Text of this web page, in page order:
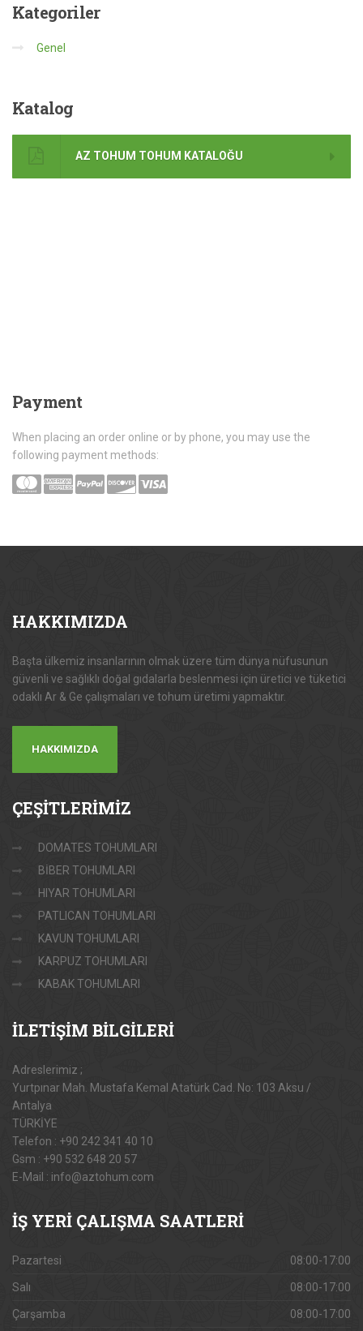
Kategoriler
Genel
Katalog
AZ TOHUM TOHUM KATALOĞU
Payment
When placing an order online or by phone, you may use the
following payment methods:
HAKKIMIZDA
Başta ülkemiz insanlarının olmak üzere tüm dünya nüfusunun
güvenli ve sağlıklı doğal gıdalarla beslenmesi için üretici ve tüketici
odaklı Ar & Ge çalışmaları ve tohum üretimi yapmaktır.
HAKKIMIZDA
ÇEŞİTLERİMİZ
DOMATES TOHUMLARI
BİBER TOHUMLARI
HIYAR TOHUMLARI
PATLICAN TOHUMLARI
KAVUN TOHUMLARI
KARPUZ TOHUMLARI
KABAK TOHUMLARI
İLETİŞİM BİLGİLERİ
Adreslerimiz ;
Yurtpınar Mah. Mustafa Kemal Atatürk Cad. No: 103 Aksu /
Antalya
TÜRKİYE
Telefon : +90 242 341 40 10
Gsm : +90 532 648 20 57
E-Mail : info@aztohum.com
İŞ YERİ ÇALIŞMA SAATLERİ
Pazartesi 08:00-17:00
Salı 08:00-17:00
Çarşamba 08:00-17:00